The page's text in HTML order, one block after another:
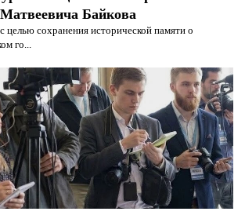
Байкова
целью сохранения исторической памяти о
го...